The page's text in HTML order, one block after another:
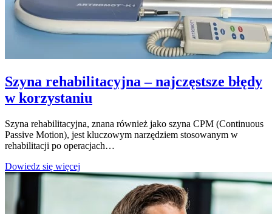
Szyna rehabilitacyjna – najczęstsze błędy
w korzystaniu
Szyna rehabilitacyjna, znana również jako szyna CPM (Continuous
Passive Motion), jest kluczowym narzędziem stosowanym w
rehabilitacji po operacjach…
Dowiedz się więcej
rehabilitacyjna
najczęstsze